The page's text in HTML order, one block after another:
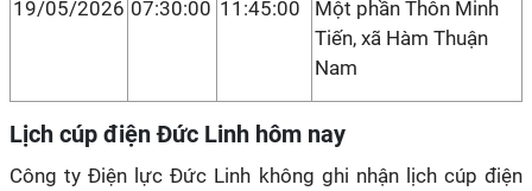
19/05/2026 07:30:00 11:45:00
Một phần Thôn Minh
Tiến, xã Hàm Thuận
Nam
Lịch cúp điện Đức Linh hôm nay
Công ty Điện lực Đức Linh không ghi nhận lịch cúp điện